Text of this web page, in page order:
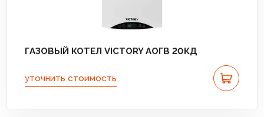
ГАЗОВЫЙ КОТЕЛ VICTORY АОГВ 20КД
уточнить стоимость